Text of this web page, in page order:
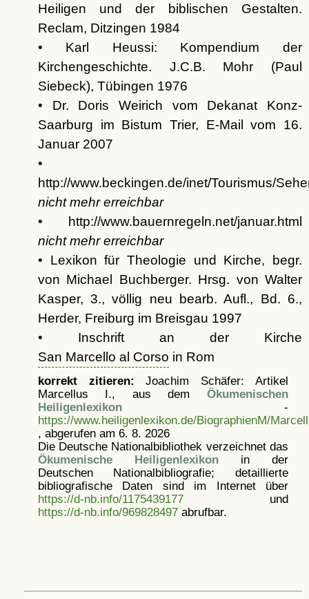
Heiligen und der biblischen Gestalten.
Reclam, Ditzingen 1984
• Karl Heussi: Kompendium der
Kirchengeschichte. J.C.B. Mohr (Paul
Siebeck), Tübingen 1976
• Dr. Doris Weirich vom Dekanat Konz-
Saarburg im Bistum Trier, E-Mail vom 16.
Januar 2007
•
http://www.beckingen.de/inet/Tourismus/
nicht mehr erreichbar
• http://www.bauernregeln.net/januar.html
nicht mehr erreichbar
• Lexikon für Theologie und Kirche, begr.
von Michael Buchberger. Hrsg. von Walter
Kasper, 3., völlig neu bearb. Aufl., Bd. 6.,
Herder, Freiburg im Breisgau 1997
• Inschrift an der Kirche
San Marcello al Corso in Rom
korrekt zitieren: Joachim Schäfer: Artikel
Marcellus I., aus dem Ökumenischen
Heiligenlexikon-
https://www.heiligenlexikon.de/BiographienM/
, abgerufen am 6. 8. 2026
Die Deutsche Nationalbibliothek verzeichnet das
Ökumenische Heiligenlexikonin der
Deutschen Nationalbibliografie; detaillierte
bibliografische Daten sind im Internet über
https://d-nb.info/1175439177und
https://d-nb.info/969828497abrufbar.